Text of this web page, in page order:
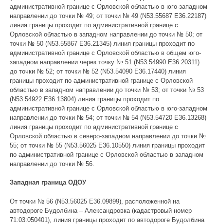
административной границе с Орловской областью в юго-западном
направлении до точки № 49; от точки № 49 (N53.55687 E36.22187)
линия границы проходит по административной границе с
Орловской областью в западном направлении до точки № 50; от
точки № 50 (N53.55867 E36.21345) линия границы проходит по
административной границе с Орловской областью в общем юго-
западном направлении через точку № 51 (N53.54990 E36.20311)
до точки № 52; от точки № 52 (N53.54090 E36.17440) линия
границы проходит по административной границе с Орловской
областью в западном направлении до точки № 53; от точки № 53
(N53.54922 E36.13804) линия границы проходит по
административной границе с Орловской областью в юго-западном
направлении до точки № 54; от точки № 54 (N53.54720 E36.13268)
линия границы проходит по административной границе с
Орловской областью в северо-западном направлении до точки №
55; от точки № 55 (N53.56025 E36.10550) линия границы проходит
по административной границе с Орловской областью в западном
направлении до точки № 56.
Западная граница ОДОУ
От точки № 56 (N53.56025 E36.09899), расположенной на
автодороге Будолбина – Александровка (кадастровый номер
71:03:050401), линия границы проходит по автодороге Будолбина